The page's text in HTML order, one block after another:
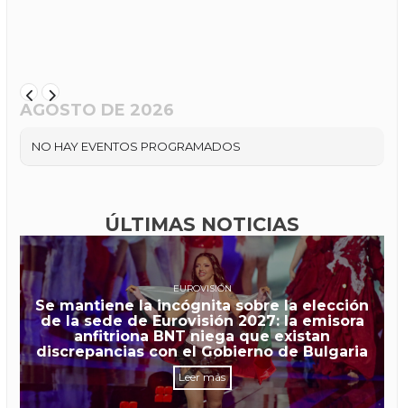
AGOSTO DE 2026
NO HAY EVENTOS PROGRAMADOS
ÚLTIMAS NOTICIAS
EUROVISIÓN
Se mantiene la incógnita sobre la elección
de la sede de Eurovisión 2027: la emisora
anfitriona BNT niega que existan
discrepancias con el Gobierno de Bulgaria
Leer más